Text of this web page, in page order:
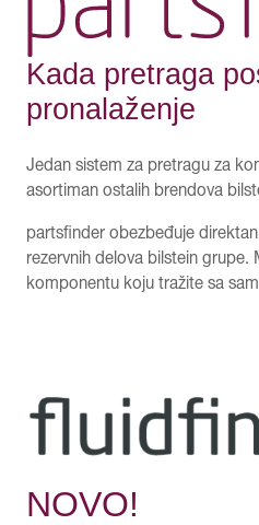
Kada pretraga
pronalaženje
Jedan sistem za pretragu za
asortiman ostalih brendova
partsfinder obezbeđuje
rezervnih delova bilstein grupe.
komponentu koju tražite sa
NOVO!